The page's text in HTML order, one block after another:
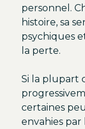
personnel.
histoire, sa
psychiques
la perte.
Si la plupart
certaines
envahies par